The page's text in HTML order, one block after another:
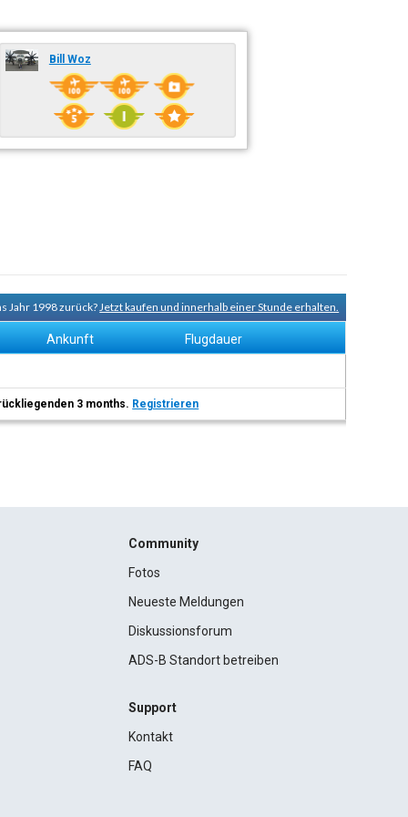
Bill Woz
Jahr 1998 zurück?Jetzt kaufen und innerhalb einer Stunde erhalten.
Ankunft Flugdauer
3 months. Registrieren
Community
Fotos
Neueste Meldungen
Diskussionsforum
ADS-B Standort betreiben
Support
Kontakt
FAQ